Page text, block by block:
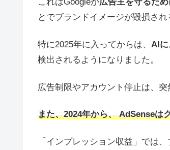
とでブランドイメージが毀損され
特に2025年に入ってからは、 AI
検出されるようになりました。
広告制限やアカウント停止は、
また、2024年から、 AdSenseは
「インプレッション収益」では